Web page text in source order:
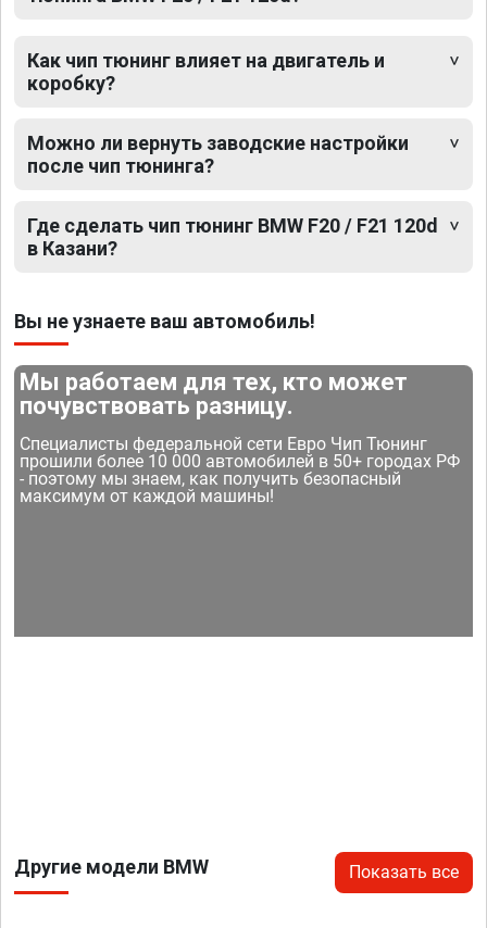
Как чип тюнинг влияет на двигатель и
коробку?
Можно ли вернуть заводские настройки
после чип тюнинга?
Где сделать чип тюнинг BMW F20 / F21 120d
в Казани?
Вы не узнаете ваш автомобиль!
Мы работаем для тех, кто может
почувствовать разницу.
Специалисты федеральной сети Евро Чип Тюнинг
прошили более 10 000 автомобилей в 50+ городах РФ
- поэтому мы знаем, как получить безопасный
максимум от каждой машины!
Другие модели BMW Показать все